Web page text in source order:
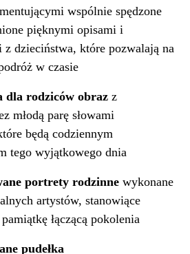
wspólnie spędzone
pięknymi opisami i
z dzieciństwa, które pozwalają na
w czasie
dla rodziców obraz z
młodą parę słowami
będą codziennym
tego wyjątkowego dnia
portrety rodzinne wykonane
artystów, stanowiące
łączącą pokolenia
pudełka